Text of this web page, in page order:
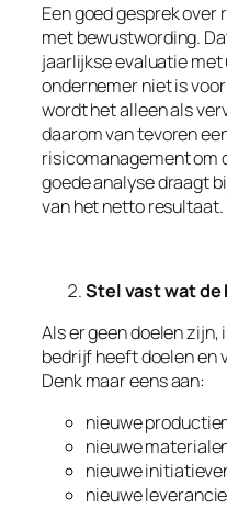
Een goed gesprek
met bewustwording.
jaarlijkse evaluatie met
ondernemer niet is
wordt het alleen als
daarom van tevoren
risicomanagement om
goede analyse draagt
van het netto resultaat.
Stel vast wat
Als er geen doelen zijn,
bedrijf heeft doelen en
Denk maar eens aan:
nieuwe
nieuwe
nieuwe
nieuwe